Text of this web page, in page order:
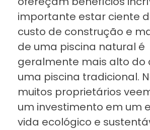
importante estar ciente
custo de construção e
de uma piscina natural é
geralmente mais alto do
uma piscina tradicional.
muitos proprietários
um investimento em um
vida ecológico e